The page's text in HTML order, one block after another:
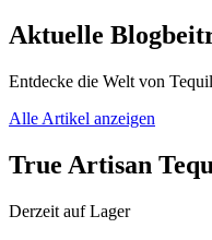
Aktuelle
Entdecke die Welt von
Alle Artikel anzeigen
True Artisan
Derzeit auf Lager